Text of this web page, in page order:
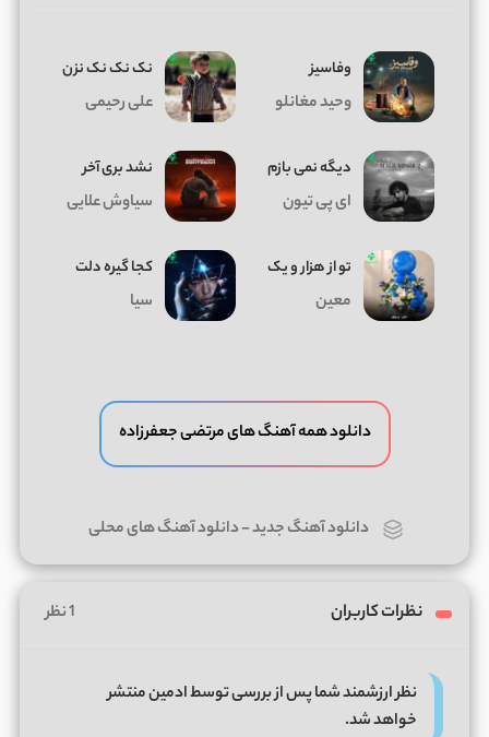
وفاسیز
وحید مغانلو
نک نک نک نزن
علی رحیمی
دیگه نمی بازم
ای پی تیون
نشد بری آخر
سیاوش علایی
تو از هزار و یک
معین
کجا گیره دلت
سیا
دانلود همه آهنگ های مرتضی جعفرزاده
دانلود آهنگ جدید-دانلود آهنگ های محلی
نظرات کاربران 1 نظر
نظر ارزشمند شما پس از بررسی توسط ادمین منتشر
خواهد شد.